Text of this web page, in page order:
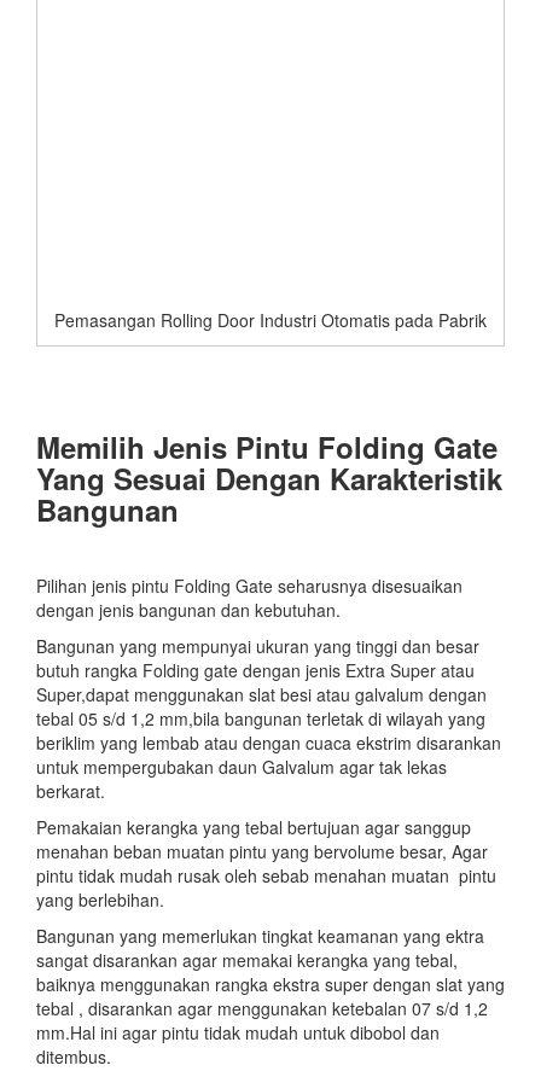
Pemasangan Rolling Door Industri Otomatis pada Pabrik
Memilih Jenis Pintu Folding Gate
Yang Sesuai Dengan Karakteristik
Bangunan
Pilihan jenis pintu Folding Gate seharusnya disesuaikan
dengan jenis bangunan dan kebutuhan.
Bangunan yang mempunyai ukuran yang tinggi dan besar
butuh rangka Folding gate dengan jenis Extra Super atau
Super,dapat menggunakan slat besi atau galvalum dengan
tebal 05 s/d 1,2 mm,bila bangunan terletak di wilayah yang
beriklim yang lembab atau dengan cuaca ekstrim disarankan
untuk mempergubakan daun Galvalum agar tak lekas
berkarat.
Pemakaian kerangka yang tebal bertujuan agar sanggup
menahan beban muatan pintu yang bervolume besar, Agar
pintu tidak mudah rusak oleh sebab menahan muatan pintu
yang berlebihan.
Bangunan yang memerlukan tingkat keamanan yang ektra
sangat disarankan agar memakai kerangka yang tebal,
baiknya menggunakan rangka ekstra super dengan slat yang
tebal , disarankan agar menggunakan ketebalan 07 s/d 1,2
mm.Hal ini agar pintu tidak mudah untuk dibobol dan
ditembus.